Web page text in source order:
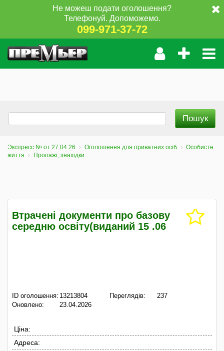
Не можеш подати оголошення?
Телефонуй. Допоможемо.
099-971-37-72
Экспресс № от 27.04.26 Оголошення для приватних осіб
Особисте
життя
Пропажі, знахідки
Втрачені документи про базову
середню освіту(виданий 15 .06
ID оголошення: 13213804
Оновлено:
23.04.2026
Переглядів: 237
Ціна:
Адреса: